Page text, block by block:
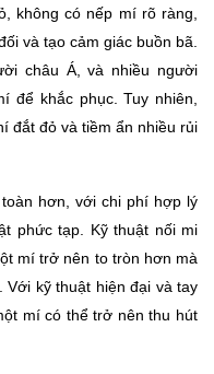
không có nếp mí rõ ràng,
và tạo cảm giác buồn bã.
châu Á, và nhiều người
để khắc phục. Tuy nhiên,
đắt đỏ và tiềm ẩn nhiều rủi
hơn, với chi phí hợp lý
phức tạp. Kỹ thuật nối mi
mí trở nên to tròn hơn mà
Với kỹ thuật hiện đại và tay
mí có thể trở nên thu hút